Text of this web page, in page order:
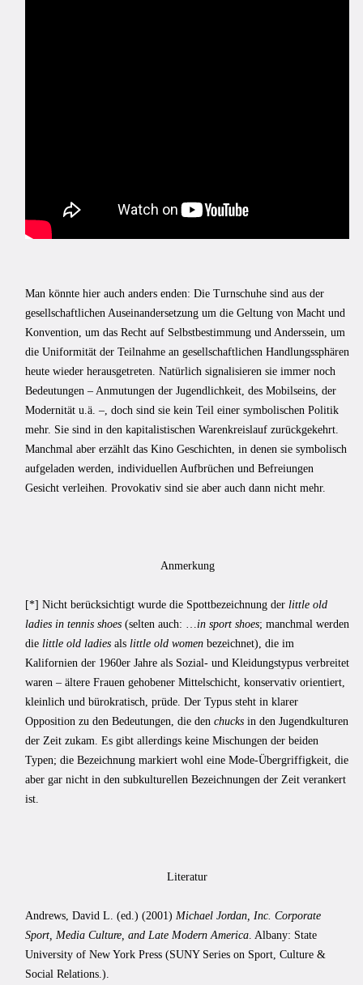
Man könnte hier auch anders enden: Die Turnschuhe sind aus der
gesellschaftlichen Auseinandersetzung um die Geltung von Macht und
Konvention, um das Recht auf Selbstbestimmung und Anderssein, um
die Uniformität der Teilnahme an gesellschaftlichen Handlungssphären
heute wieder herausgetreten. Natürlich signalisieren sie immer noch
Bedeutungen – Anmutungen der Jugendlichkeit, des Mobilseins, der
Modernität u.ä. –, doch sind sie kein Teil einer symbolischen Politik
mehr. Sie sind in den kapitalistischen Warenkreislauf zurückgekehrt.
Manchmal aber erzählt das Kino Geschichten, in denen sie symbolisch
aufgeladen werden, individuellen Aufbrüchen und Befreiungen
Gesicht verleihen. Provokativ sind sie aber auch dann nicht mehr.
Anmerkung
[*] Nicht berücksichtigt wurde die Spottbezeichnung der little old
ladies in tennis shoes (selten auch: …in sport shoes; manchmal werden
die little old ladies als little old women bezeichnet), die im
Kalifornien der 1960er Jahre als Sozial- und Kleidungstypus verbreitet
waren – ältere Frauen gehobener Mittelschicht, konservativ orientiert,
kleinlich und bürokratisch, prüde. Der Typus steht in klarer
Opposition zu den Bedeutungen, die den chucks in den Jugendkulturen
der Zeit zukam. Es gibt allerdings keine Mischungen der beiden
Typen; die Bezeichnung markiert wohl eine Mode-Übergriffigkeit, die
aber gar nicht in den subkulturellen Bezeichnungen der Zeit verankert
ist.
Literatur
Andrews, David L. (ed.) (2001) Michael Jordan, Inc. Corporate
Sport, Media Culture, and Late Modern America. Albany: State
University of New York Press (SUNY Series on Sport, Culture &
Social Relations.).